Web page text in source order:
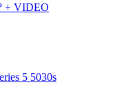
+ VIDEO
5 5030s